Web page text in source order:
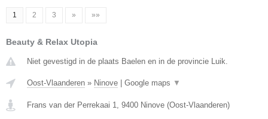
1 2 3 » »»
Beauty & Relax Utopia
Niet gevestigd in de plaats Baelen en in de provincie Luik.
Oost-Vlaanderen » Ninove Google maps ▼
Frans van der Perrekaai 1, 9400 Ninove (Oost-Vlaanderen)